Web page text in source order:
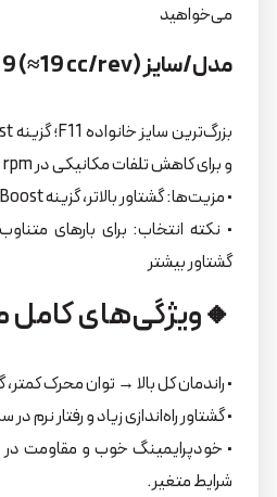
می‌خواهید
مدل/سایز F11-019 (≈19 cc/rev)
و برای کاهش تلفات مکانیکی در rpm بالا طراحی شده است.
• مزیت‌ها: گشتاور بالاتر، گزینه Power Boost
• نکته انتخاب: برای بارهای
گشتاور بیشتر
🔸ویژگی‌های
• راندمان کل بالا → توان محرک
• گشتاور راه‌اندازی زیاد و رفتار نرم
• خودپرایمینگ خوب و مقاومت
شرایط متغیر.